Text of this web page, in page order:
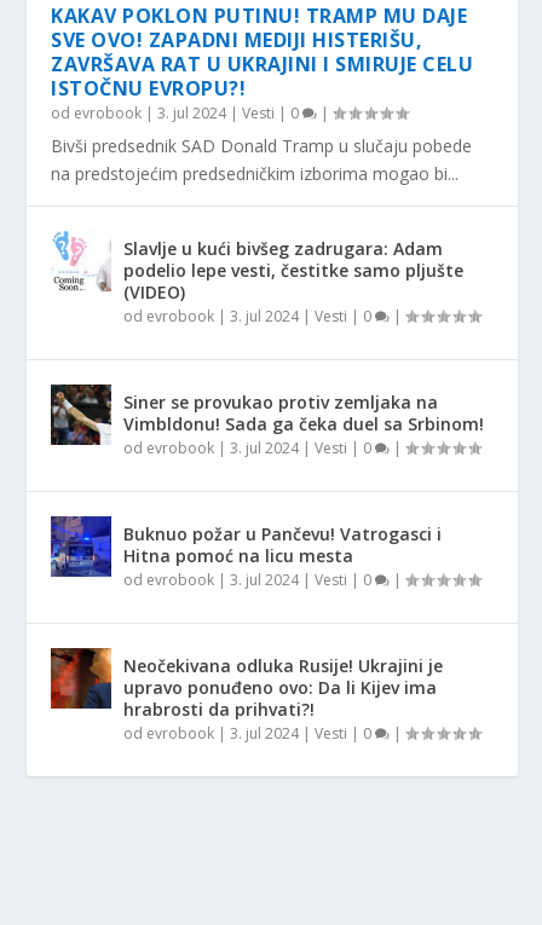
KAKAV POKLON PUTINU! TRAMP MU DAJE
SVE OVO! ZAPADNI MEDIJI HISTERIŠU,
ZAVRŠAVA RAT U UKRAJINI I SMIRUJE CELU
ISTOČNU EVROPU?!
od evrobook |3. jul 2024|Vesti | 0 |
Bivši predsednik SAD Donald Tramp u slučaju pobede
na predstojećim predsedničkim izborima mogao bi...
Slavlje u kući bivšeg zadrugara: Adam
podelio lepe vesti, čestitke samo pljušte
(VIDEO)
od evrobook |3. jul 2024|Vesti | 0 |
Siner se provukao protiv zemljaka na
Vimbldonu! Sada ga čeka duel sa Srbinom!
od evrobook |3. jul 2024|Vesti | 0 |
Buknuo požar u Pančevu! Vatrogasci i
Hitna pomoć na licu mesta
od evrobook |3. jul 2024|Vesti | 0 |
Neočekivana odluka Rusije! Ukrajini je
upravo ponuđeno ovo: Da li Kijev ima
hrabrosti da prihvati?!
od evrobook |3. jul 2024|Vesti | 0 |